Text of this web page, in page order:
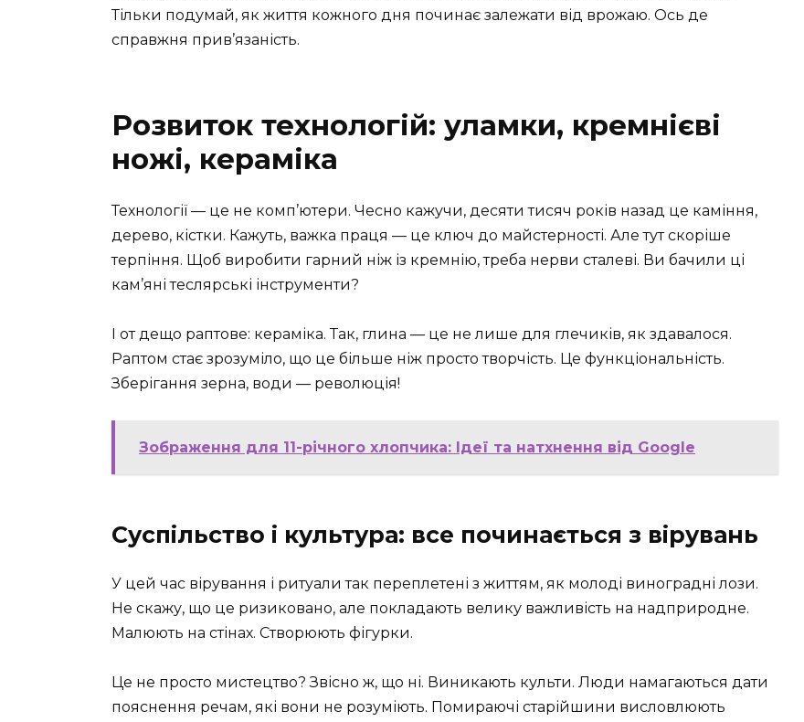
Тільки подумай, як життя кожного дня починає залежати від врожаю. Ось де
справжня прив’язаність.
Розвиток технологій: уламки, кремнієві
ножі, кераміка
Технології — це не комп’ютери. Чесно кажучи, десяти тисяч років назад це каміння,
дерево, кістки. Кажуть, важка праця — це ключ до майстерності. Але тут скоріше
терпіння. Щоб виробити гарний ніж із кремнію, треба нерви сталеві. Ви бачили ці
кам’яні теслярські інструменти?
І от дещо раптове: кераміка. Так, глина — це не лише для глечиків, як здавалося.
Раптом стає зрозуміло, що це більше ніж просто творчість. Це функціональність.
Зберігання зерна, води — революція!
Зображення для 11-річного хлопчика: Ідеї та натхнення від Google
Суспільство і культура: все починається з вірувань
У цей час вірування і ритуали так переплетені з життям, як молоді виноградні лози.
Не скажу, що це ризиковано, але покладають велику важливість на надприродне.
Малюють на стінах. Створюють фігурки.
Це не просто мистецтво? Звісно ж, що ні. Виникають культи. Люди намагаються дати
пояснення речам, які вони не розуміють. Помираючі старійшини висловлюють